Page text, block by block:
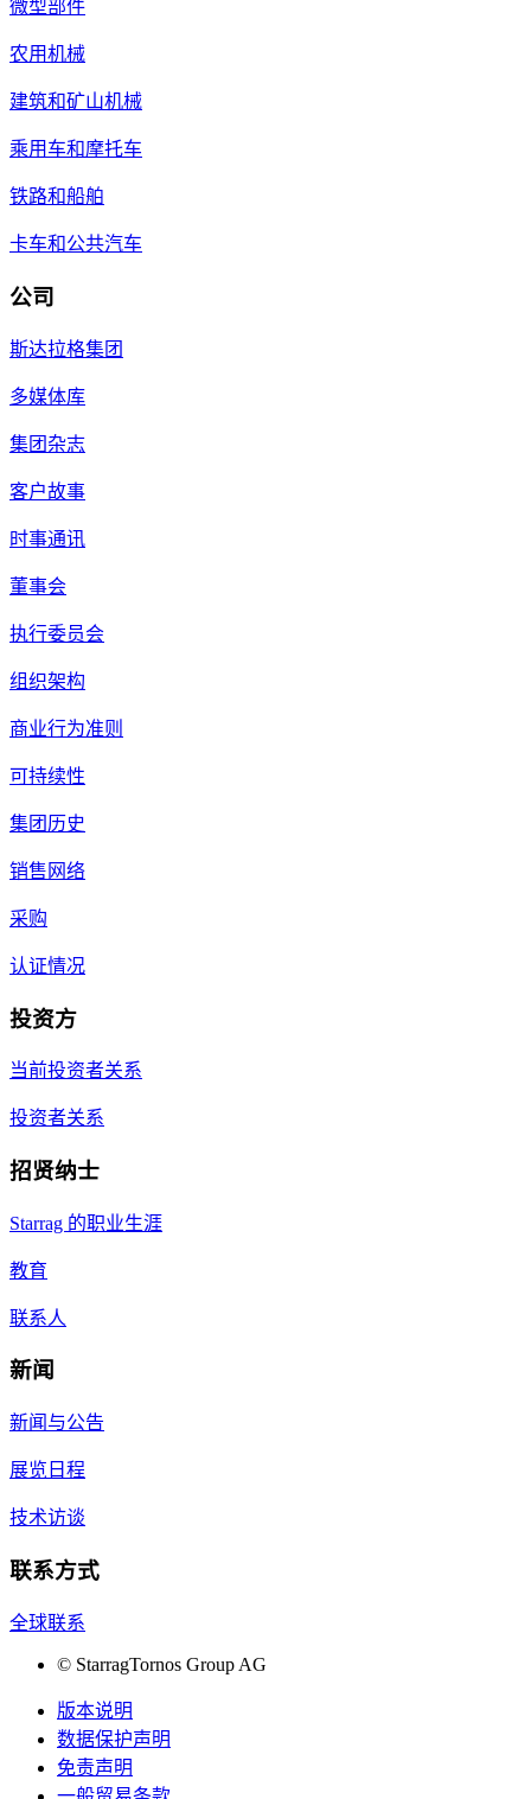
微型部件
农用机械
建筑和矿山机械
乘用车和摩托车
铁路和船舶
卡车和公共汽车
公司
斯达拉格集团
多媒体库
集团杂志
客户故事
时事通讯
董事会
执行委员会
组织架构
商业行为准则
可持续性
集团历史
销售网络
采购
认证情况
投资方
当前投资者关系
投资者关系
招贤纳士
Starrag 的职业生涯
教育
联系人
新闻
新闻与公告
展览日程
技术访谈
联系方式
全球联系
© StarragTornos Group AG
版本说明
数据保护声明
免责声明